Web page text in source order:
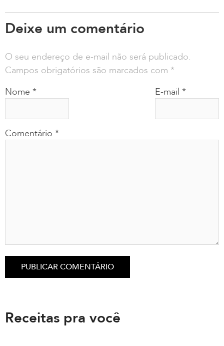
Deixe um comentário
O seu endereço de e-mail não será publicado.
Campos obrigatórios são marcados com *
Comentário *
Nome * E-mail *
Receitas pra você